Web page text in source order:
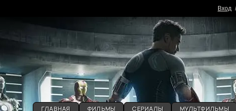
Вxoд
ГЛАВНАЯ ФИЛЬМЫ СЕРИАЛЫ МУЛЬТФИЛЬМЫ